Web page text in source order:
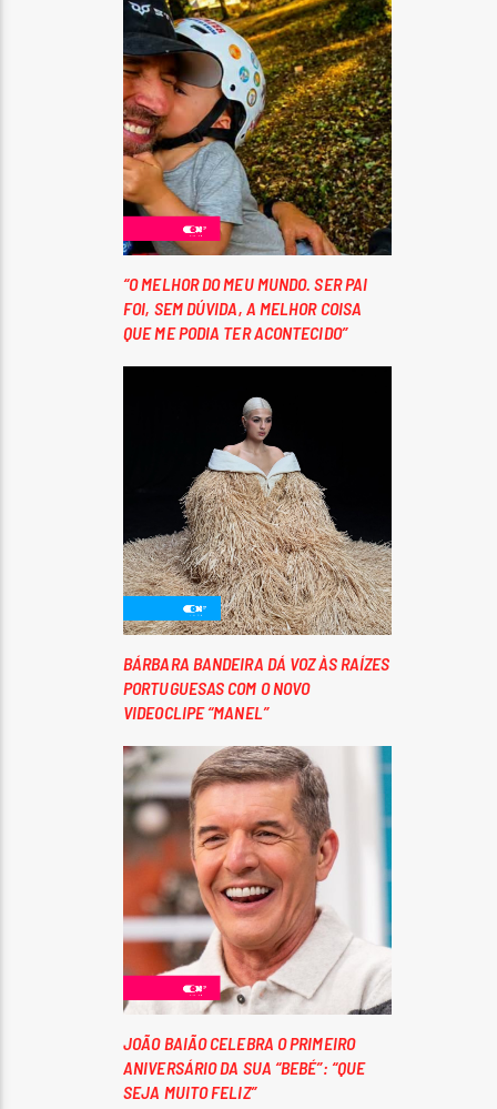
“O MELHOR DO MEU MUNDO. SER PAI
FOI, SEM DÚVIDA, A MELHOR COISA
QUE ME PODIA TER ACONTECIDO”
BÁRBARA BANDEIRA DÁ VOZ ÀS RAÍZES
PORTUGUESAS COM O NOVO
VIDEOCLIPE “MANEL”
JOÃO BAIÃO CELEBRA O PRIMEIRO
ANIVERSÁRIO DA SUA “BEBÉ”: “QUE
SEJA MUITO FELIZ”